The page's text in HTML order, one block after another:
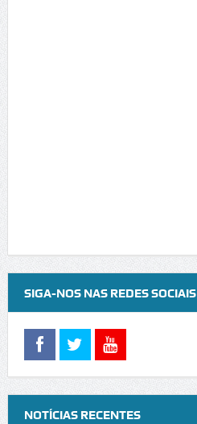
SIGA-NOS NAS REDES SOCIAIS
NOTÍCIAS RECENTES